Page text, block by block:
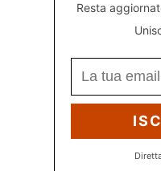
Resta